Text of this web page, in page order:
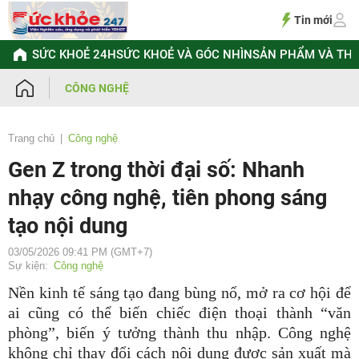
Chuyển
đến
nội
dung
Tin mới
SỨC KHOẺ 24HSỨC KHOẺ VÀ GÓC NHÌNSẢN PHẨM VÀ
CÔNG NGHỆ
Trang chủ Công nghệ
Gen Z trong thời đại số: Nhanh
nhạy công nghệ, tiên phong sáng
tạo nội dung
03/05/2026 09:41 PM (GMT+7)
Sự kiện: Công nghệ
Nền kinh tế sáng tạo đang bùng nổ, mở ra cơ hội để
ai cũng có thể biến chiếc điện thoại thành “văn
phòng”, biến ý tưởng thành thu nhập. Công nghệ
không chỉ thay đổi cách nội dung được sản xuất mà